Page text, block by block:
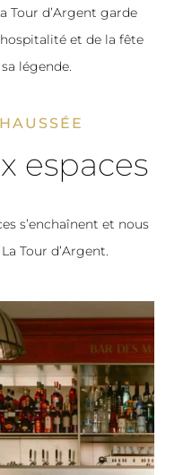
Tour d’Argent garde
et de la fête
légende.
espaces
s’enchaînent et nous
Tour d’Argent.